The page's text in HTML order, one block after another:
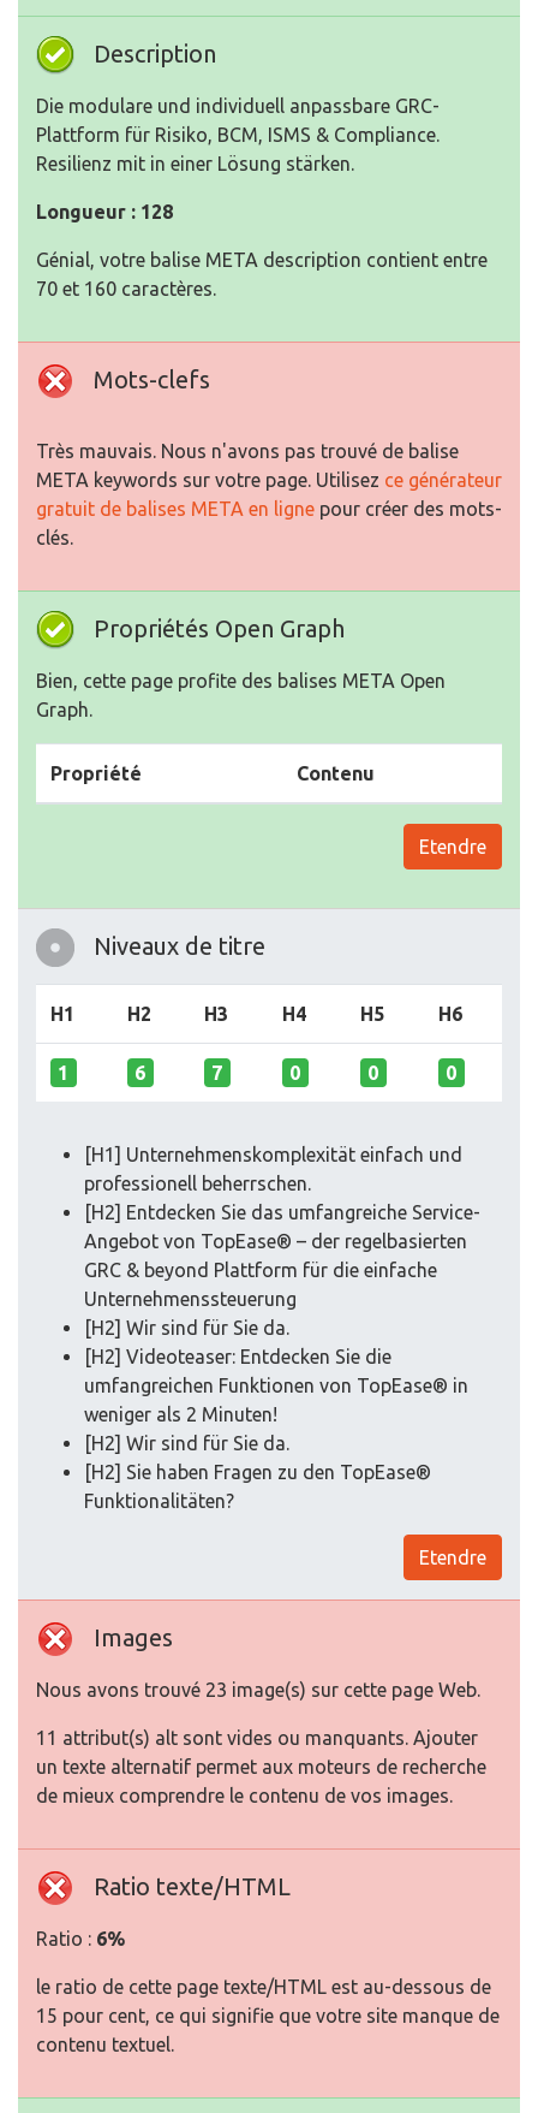
Description
Die modulare und individuell anpassbare GRC-
Plattform für Risiko, BCM, ISMS & Compliance.
Resilienz mit in einer Lösung stärken.
Longueur : 128
Génial, votre balise META description contient entre
70 et 160 caractères.
Mots-clefs
Très mauvais. Nous n'avons pas trouvé de balise
META keywords sur votre page. Utilisez ce générateur
gratuit de balises META en ligne pour créer des mots-
clés.
Propriétés Open Graph
Bien, cette page profite des balises META Open
Graph.
Propriété Contenu
Etendre
Niveaux de titre
H1 H2 H3 H4 H5 H6
1 6 7 0 0 0
[H1] Unter­nehmens­komplexität einfach und
professionell beherrschen.
[H2] Entdecken Sie das umfangreiche Service-
Angebot von TopEase® – der regelbasierten
GRC & beyond Plattform für die einfache
Unternehmenssteuerung
[H2] Wir sind für Sie da.
[H2] Videoteaser: Entdecken Sie die
umfangreichen Funktionen von TopEase® in
weniger als 2 Minuten!
[H2] Wir sind für Sie da.
[H2] Sie haben Fragen zu den TopEase®
Funktionalitäten?
Etendre
Images
Nous avons trouvé 23 image(s) sur cette page Web.
11 attribut(s) alt sont vides ou manquants. Ajouter
un texte alternatif permet aux moteurs de recherche
de mieux comprendre le contenu de vos images.
Ratio texte/HTML
Ratio : 6%
le ratio de cette page texte/HTML est au-dessous de
15 pour cent, ce qui signifie que votre site manque de
contenu textuel.